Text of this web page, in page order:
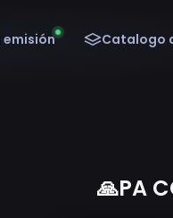
emisión Catalogo
🙏PA